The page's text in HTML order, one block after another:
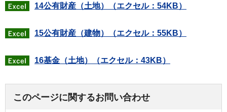
14公有財産（土地）（エクセル：54KB）
15公有財産（建物）（エクセル：55KB）
16基金（土地）（エクセル：43KB）
このページに関するお問い合わせ